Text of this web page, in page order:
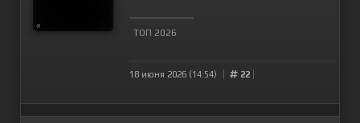
--------------------
ТОП 2026
18 июня 2026 (14:54) 22